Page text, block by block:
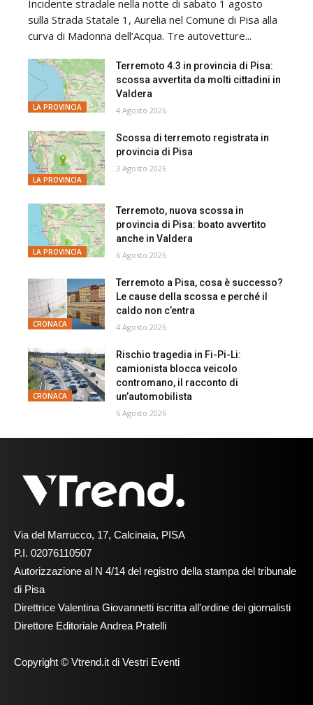
Incidente stradale nella notte di sabato 1 agosto
sulla Strada Statale 1, Aurelia nel Comune di Pisa alla
curva di Madonna dell’Acqua. Tre autovetture...
LA PROVINCIA
Terremoto 4.3 in provincia di Pisa:
scossa avvertita da molti cittadini in
Valdera
4 Agosto 2026
LA PROVINCIA
Scossa di terremoto registrata in
provincia di Pisa
3 Agosto 2026
LA PROVINCIA
Terremoto, nuova scossa in
provincia di Pisa: boato avvertito
anche in Valdera
6 Agosto 2026
CRONACA
Terremoto a Pisa, cosa è successo?
Le cause della scossa e perché il
caldo non c’entra
4 Agosto 2026
CRONACA
Rischio tragedia in Fi-Pi-Li:
camionista blocca veicolo
contromano, il racconto di
un’automobilista
6 Agosto 2026
Via del Marrucco, 17, Calcinaia, PISA
P.I. 02076110507
Autorizzazione al N 4/14 del registro della stampa del tribunale
di Pisa
Direttrice Valentina Giovannetti iscritta all'ordine dei giornalisti
Direttore Editoriale Andrea Pratelli
Copyright © Vtrend.it di Vestri Eventi